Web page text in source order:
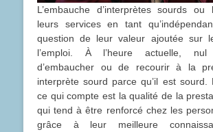
L’embauche d’interprètes sourds
leurs services en tant
question de leur valeur ajoutée sur
l’emploi. À l’heure actuelle, nul
d’embaucher ou de recourir à la
interprète sourd parce qu’il est sourd.
ce qui compte est la qualité de la
qui tend à être renforcé chez les
grâce à leur meilleure